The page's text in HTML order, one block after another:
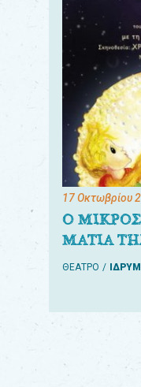
17 Οκτωβρίου
Ο
ΜΑΤΙΑ
ΘΕΑΤΡΟ